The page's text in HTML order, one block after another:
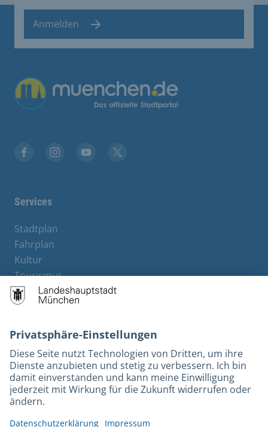
Anmelden
Übergreifende Links
Services
Stadtplan
Fahrplan
Kultur
Tourismus
M-Strom
Bürgerservice
Rechtliches und Kontakt
Barrierefreiheit
Leichte Sprache
Gebärdensprache